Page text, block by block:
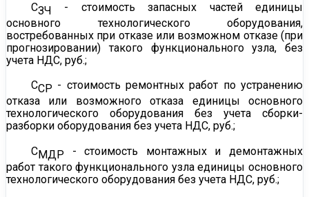
СЗЧ - стоимость запасных частей единицы
основного технологического оборудования,
востребованных при отказе или возможном отказе (при
прогнозировании) такого функционального узла, без
учета НДС, руб.;
ССР - стоимость ремонтных работ по устранению
отказа или возможного отказа единицы основного
технологического оборудования без учета сборки-
разборки оборудования без учета НДС, руб.;
СМДР - стоимость монтажных и демонтажных
работ такого функционального узла единицы основного
технологического оборудования без учета НДС, руб.;